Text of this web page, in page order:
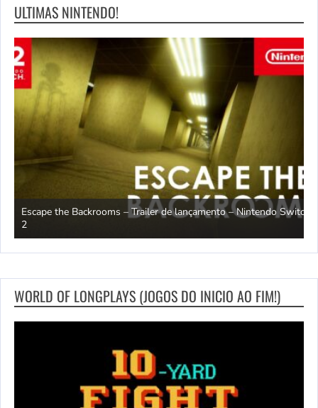
ULTIMAS NINTENDO!
Escape the Backrooms – Trailer de lançamento – Nintendo Switch
2
WORLD OF LONGPLAYS (JOGOS DO INICIO AO FIM!)